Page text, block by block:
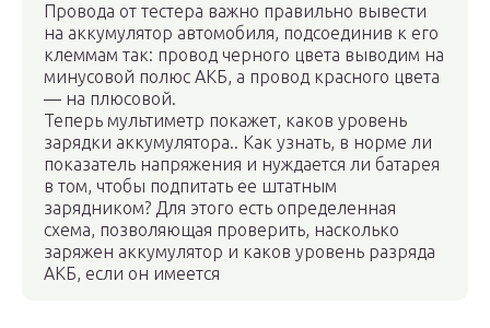
Провода от тестера важно правильно вывести
на аккумулятор автомобиля, подсоединив к его
клеммам так: провод черного цвета выводим на
минусовой полюс АКБ, а провод красного цвета
— на плюсовой.
Теперь мультиметр покажет, каков уровень
зарядки аккумулятора.. Как узнать, в норме ли
показатель напряжения и нуждается ли батарея
в том, чтобы подпитать ее штатным
зарядником? Для этого есть определенная
схема, позволяющая проверить, насколько
заряжен аккумулятор и каков уровень разряда
АКБ, если он имеется